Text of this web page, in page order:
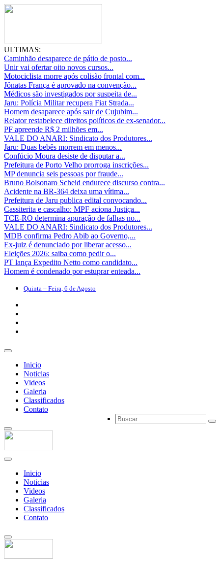
ULTIMAS:
Caminhão desaparece de pátio de posto...
Unir vai ofertar oito novos cursos...
Motociclista morre após colisão frontal com...
Jônatas França é aprovado na convenção...
Médicos são investigados por suspeita de...
Jaru: Polícia Militar recupera Fiat Strada...
Homem desaparece após sair de Cujubim...
Relator restabelece direitos políticos de ex-senador...
PF apreende R$ 2 milhões em...
VALE DO ANARI: Sindicato dos Produtores...
Jaru: Duas bebês morrem em menos...
Confúcio Moura desiste de disputar a...
Prefeitura de Porto Velho prorroga inscrições...
MP denuncia seis pessoas por fraude...
Bruno Bolsonaro Scheid endurece discurso contra...
Acidente na BR-364 deixa uma vítima...
Prefeitura de Jaru publica edital convocando...
Cassiterita e cascalho: MPF aciona Justiça...
TCE-RO determina apuração de falhas no...
VALE DO ANARI: Sindicato dos Produtores...
MDB confirma Pedro Abib ao Governo,...
Ex-juiz é denunciado por liberar acesso...
Eleições 2026: saiba como pedir o...
PT lança Expedito Netto como candidato...
Homem é condenado por estuprar enteada...
Quinta – Feira, 6 de Agosto
Inicio
Noticias
Videos
Galeria
Classificados
Contato
Inicio
Noticias
Videos
Galeria
Classificados
Contato